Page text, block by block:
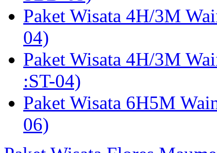
Paket Wisata 4H/3M
04)
Paket Wisata 4H/3M
:ST-04)
Paket Wisata 6H5M
06)